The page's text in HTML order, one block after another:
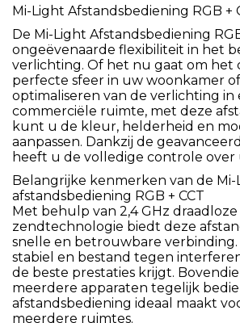
Mi-Light Afstandsbediening RGB +
De Mi-Light Afstandsbediening
ongeëvenaarde flexibiliteit in het
verlichting. Of het nu gaat om het
perfecte sfeer in uw woonkamer
optimaliseren van de verlichting in
commerciële ruimte, met deze
kunt u de kleur, helderheid en
aanpassen. Dankzij de
heeft u de volledige controle over
Belangrijke kenmerken van de Mi-
afstandsbediening RGB + CCT
Met behulp van 2,4 GHz draadloze
zendtechnologie biedt deze
snelle en betrouwbare verbinding.
stabiel en bestand tegen
de beste prestaties krijgt.
meerdere apparaten tegelijk
afstandsbediening ideaal maakt
meerdere ruimtes.